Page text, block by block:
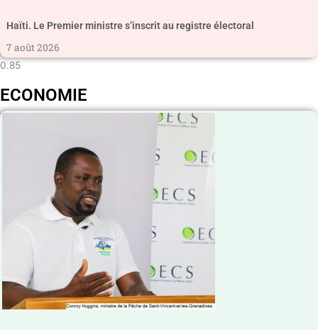
Haïti. Le Premier ministre s’inscrit au registre électoral
7 août 2026
ECONOMIE